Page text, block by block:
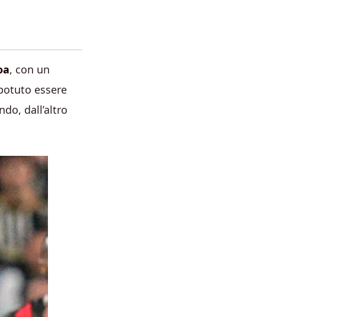
, con un
essere
dall’altro